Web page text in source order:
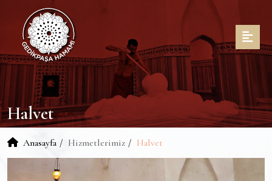
Halvet
Anasayfa Hizmetlerimiz Halvet